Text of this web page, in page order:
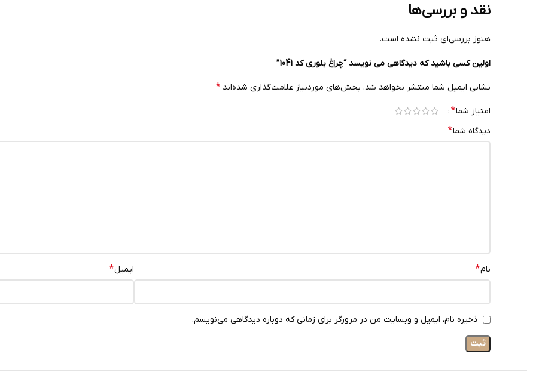
نقد و بررسی‌ها
هنوز بررسی‌ای ثبت نشده است.
اولین کسی باشید که دیدگاهی می نویسد “چراغ بلوری کد 1041”
نشانی ایمیل شما منتشر نخواهد شد. بخش‌های موردنیاز علامت‌گذاری شده‌اند *
امتیاز شما*
دیدگاه شما*
نام* ایمیل*
ذخیره نام، ایمیل و وبسایت من در مرورگر برای زمانی که دوباره دیدگاهی می‌نویسم.